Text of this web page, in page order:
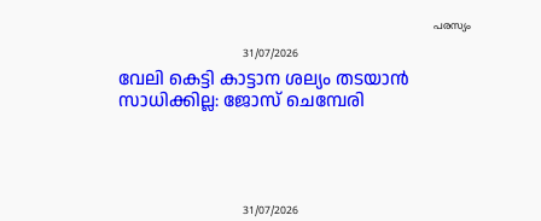
പരസ്യം
31/07/2026
വേലി കെട്ടി കാട്ടാന ശല്യം തടയാൻ
സാധിക്കില്ല: ജോസ് ചെമ്പേരി
31/07/2026